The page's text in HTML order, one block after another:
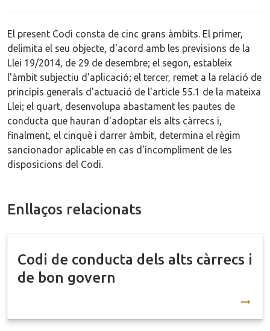
El present Codi consta de cinc grans àmbits. El primer,
delimita el seu objecte, d'acord amb les previsions de la
Llei 19/2014, de 29 de desembre; el segon, estableix
l'àmbit subjectiu d'aplicació; el tercer, remet a la relació de
principis generals d'actuació de l'article 55.1 de la mateixa
Llei; el quart, desenvolupa abastament les pautes de
conducta que hauran d'adoptar els alts càrrecs i,
finalment, el cinquè i darrer àmbit, determina el règim
sancionador aplicable en cas d'incompliment de les
disposicions del Codi.
Enllaços relacionats
Codi de conducta dels alts càrrecs i
de bon govern